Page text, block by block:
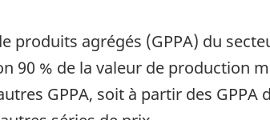
produits agrégés (GPPA) du
90 % de la valeur de production
GPPA, soit à partir des